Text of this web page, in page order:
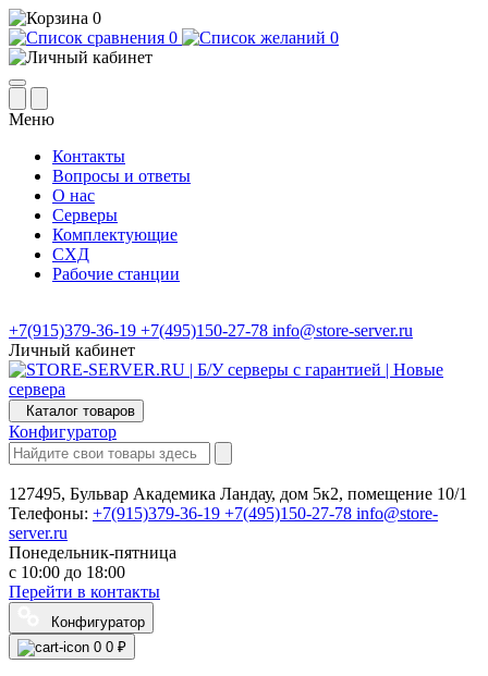
0
0
0
Меню
Контакты
Вопросы и ответы
О нас
Серверы
Комплектующие
СХД
Рабочие станции
+7(915)379-36-19 +7(495)150-27-78 info@store-server.ru
Личный кабинет
Каталог товаров
Конфигуратор
127495, Бульвар Академика Ландау, дом 5к2, помещение 10/1
Телефоны: +7(915)379-36-19 +7(495)150-27-78 info@store-
server.ru
Понедельник-пятница
с 10:00 до 18:00
Перейти в контакты
Конфигуратор
0 0 ₽